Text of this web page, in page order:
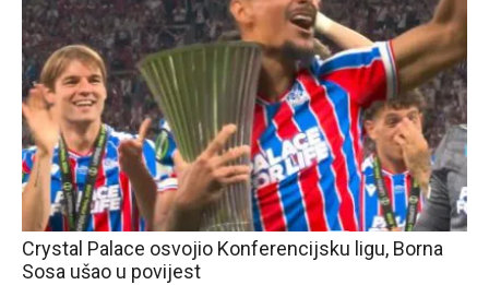
Crystal Palace osvojio Konferencijsku ligu, Borna
Sosa ušao u povijest